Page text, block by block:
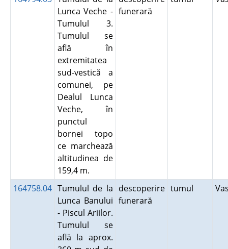
Lunca Veche -
Tumulul 3.
Tumulul se
află în
extremitatea
sud-vestică a
comunei, pe
Dealul Lunca
Veche, în
punctul
bornei topo
ce marchează
altitudinea de
159,4 m.
funerară
164758.04 Tumulul de la
Lunca Banului
- Piscul Ariilor.
Tumulul se
află la aprox.
descoperire
funerară
tumul